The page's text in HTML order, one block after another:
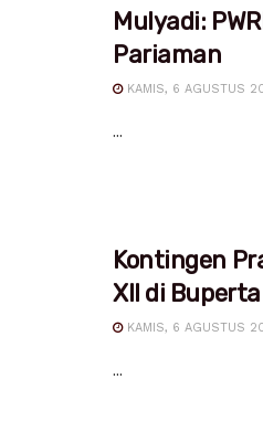
Mulyadi:
Pariaman
KAMIS, 6 AGUSTUS
...
Kontingen
XII di
KAMIS, 6 AGUSTUS
...